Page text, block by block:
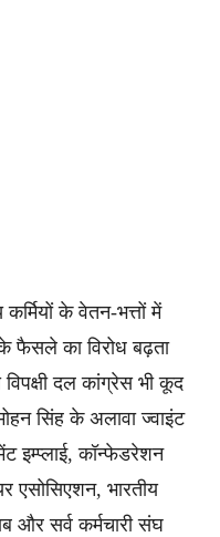
के वेतन-भत्तों में
फैसले का विरोध बढ़ता
दल कांग्रेस भी कूद
सिंह के अलावा ज्वाइंट
इम्प्लाई, कॉन्फेडरेशन
एसोसिएशन, भारतीय
और सर्व कर्मचारी संघ